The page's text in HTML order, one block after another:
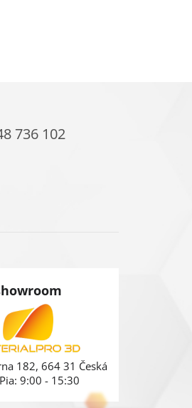
736 102
182, 664 31 Česká
9:00 - 15:30